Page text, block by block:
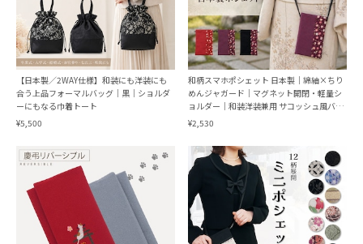
【日本製／2WAY仕様】和装にも洋装にも
合う上品フォーマルバッグ｜黒｜ショルダ
ーにもなる巾着トート
¥5,500
和柄スマホポシェット 日本製｜綿紬×ちり
めんジャガード｜マグネット開閉・軽量シ
ョルダー｜和装洋装兼用 サコッシュ風バッ
グ
¥2,530